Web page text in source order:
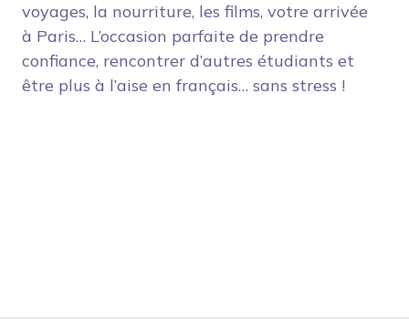
voyages, la nourriture, les films, votre arrivée
à Paris… L’occasion parfaite de prendre
confiance, rencontrer d’autres étudiants et
être plus à l’aise en français… sans stress !